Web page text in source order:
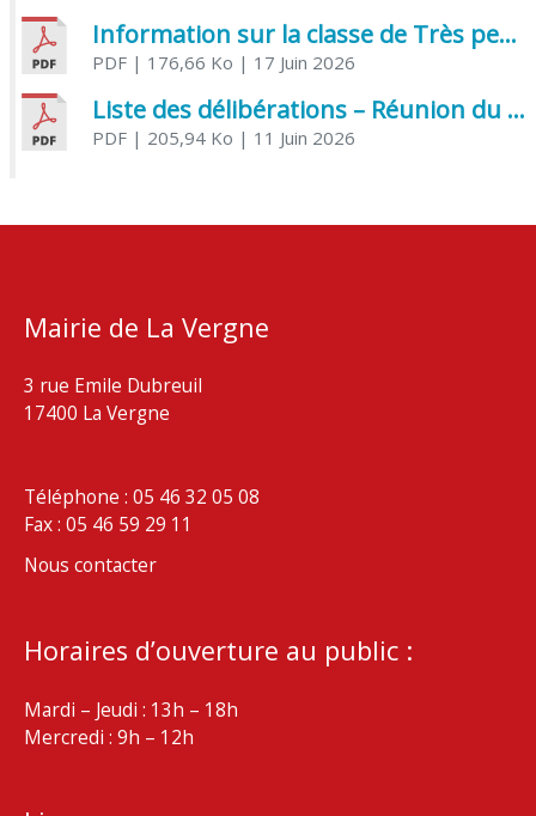
Information sur la classe de Très petite section à Saint Jean d’Angély
PDF| 176,66 Ko | 17 Juin 2026
Liste des délibérations – Réunion du Conseil municipal du 05 juin 2026
PDF| 205,94 Ko | 11 Juin 2026
Mairie de La Vergne
3 rue Emile Dubreuil
17400 La Vergne
Téléphone : 05 46 32 05 08
Fax : 05 46 59 29 11
Nous contacter
Horaires d’ouverture au public :
Mardi – Jeudi : 13h – 18h
Mercredi : 9h – 12h